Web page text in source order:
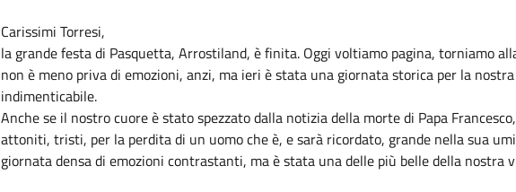
Carissimi Torresi,
la grande festa di Pasquetta, Arrostiland, è finita. Oggi voltiamo pagina, torniamo
non è meno priva di emozioni, anzi, ma ieri è stata una giornata storica per la
indimenticabile.
Anche se il nostro cuore è stato spezzato dalla notizia della morte di Papa
attoniti, tristi, per la perdita di un uomo che è, e sarà ricordato, grande nella sua
giornata densa di emozioni contrastanti, ma è stata una delle più belle della nostra